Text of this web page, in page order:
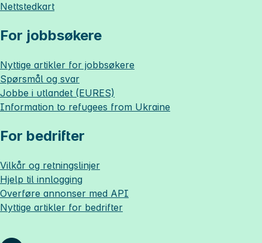
Nettstedkart
For jobbsøkere
Nyttige artikler for jobbsøkere
Spørsmål og svar
Jobbe i utlandet (EURES)
Information to refugees from Ukraine
For bedrifter
Vilkår og retningslinjer
Hjelp til innlogging
Overføre annonser med API
Nyttige artikler for bedrifter